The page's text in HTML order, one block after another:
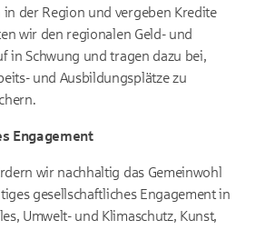
in der Region und vergeben Kredite
wir den regionalen Geld- und
in Schwung und tragen dazu bei,
und Ausbildungsplätze zu
Engagement
wir nachhaltig das Gemeinwohl
gesellschaftliches Engagement in
Umwelt- und Klimaschutz, Kunst,